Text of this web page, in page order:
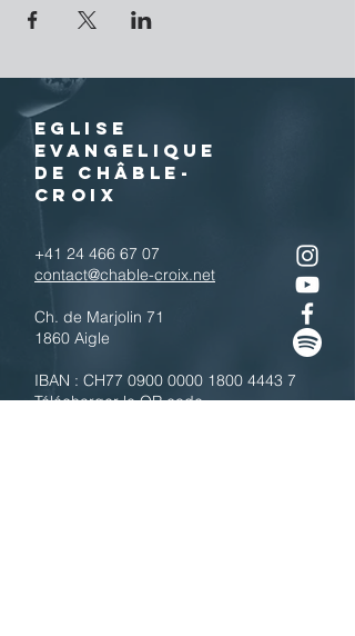
EGLISE
EVANGELIQUE
DE CHÂBLE-
CROIX
+41 24 466 67 07
contact@chable-croix.net
Ch. de Marjolin 71
1860 Aigle
IBAN : CH77 0900 0000 1800 4443 7
Télécharger le QR code